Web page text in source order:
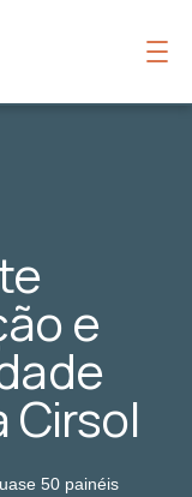
e
Cirsol
50 painéis